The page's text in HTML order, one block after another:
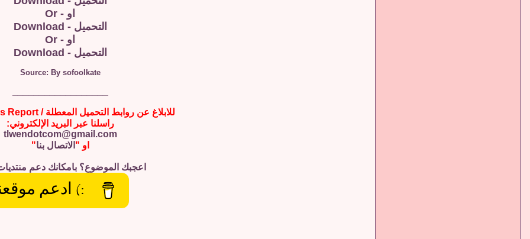
او - Or
التحميل - Download
او - Or
التحميل - Download
Source: By sofoolkate
للابلاغ عن روابط التحميل المعطلة / Broken Links Report
راسلنا عبر البريد الإلكتروني:
tlwendotcom@gmail.com
او " الاتصال بنا"
اعجبك الموضوع؟ بامكانك دعم
:) ادعم